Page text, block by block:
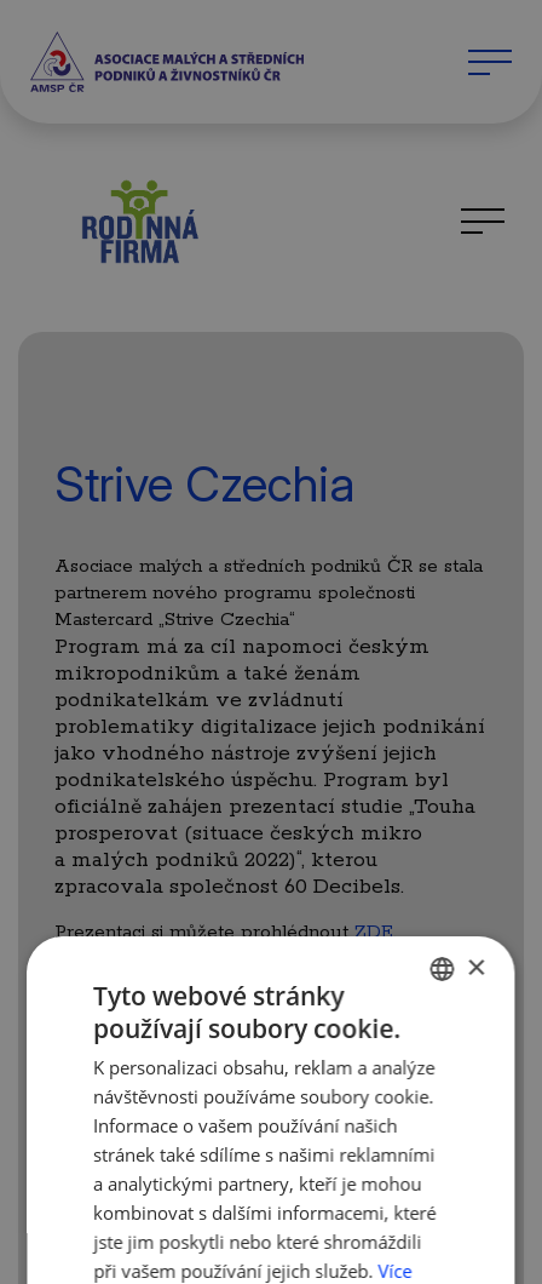
Strive Czechia
Asociace malých a středních podniků ČR se stala
partnerem nového programu společnosti
Mastercard „Strive Czechia“
Program má za cíl napomoci českým
mikropodnikům a také ženám
podnikatelkám ve zvládnutí
problematiky digitalizace jejich podnikání
jako vhodného nástroje zvýšení jejich
podnikatelského úspěchu. Program byl
oficiálně zahájen prezentací studie „Touha
prosperovat (situace českých mikro
a malých podniků 2022)“, kterou
zpracovala společnost 60 Decibels.
Prezentaci si můžete prohlédnoutZDE.
ENGLISH
×
Tyto webové stránky
používají soubory cookie.
K personalizaci obsahu, reklam a analýze
návštěvnosti používáme soubory cookie.
Informace o vašem používání našich
stránek také sdílíme s našimi reklamními
a analytickými partnery, kteří je mohou
kombinovat s dalšími informacemi, které
jste jim poskytli nebo které shromáždili
při vašem používání jejich služeb. Více